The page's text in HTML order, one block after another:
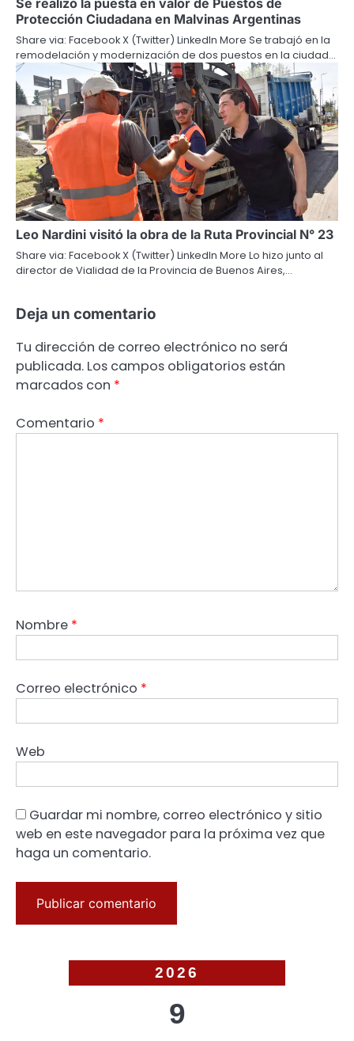
Protección Ciudadana en Malvinas Argentinas
Share via: Facebook X (Twitter) LinkedIn More Se trabajó en la
remodelación y modernización de dos puestos en la ciudad…
Leo Nardini visitó la obra de la Ruta Provincial N° 23
Share via: Facebook X (Twitter) LinkedIn More Lo hizo junto al
director de Vialidad de la Provincia de Buenos Aires,…
Deja un comentario
Tu dirección de correo electrónico no será
publicada. Los campos obligatorios están
marcados con *
Comentario *
Nombre *
Correo electrónico *
Web
Guardar mi nombre, correo electrónico y sitio
web en este navegador para la próxima vez que
haga un comentario.
2026
9